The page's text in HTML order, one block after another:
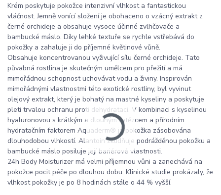
Krém poskytuje pokožce intenzivní vlhkost a fantastickou
vláčnost. Jemně vonící složení je obohaceno o vzácný extrakt z
černé orchideje a obsahuje vysoce účinné zvlhčovače a
bambucké máslo. Díky lehké textuře se rychle vstřebává do
pokožky a zahaluje ji do příjemné květinové vůně.
Obsahuje koncentrovanou vyživující sílu černé orchideje. Tato
půvabná rostlina je skutečným umělcem pro přežití a má
mimořádnou schopnost uchovávat vodu a živiny. Inspirován
mimořádnými vlastnostmi této exotické rostliny, byl vyvinut
olejový extrakt, který je bohatý na mastné kyseliny a poskytuje
pleti trvalou ochranu proti dehydrataci. V kombinaci s kyselinou
hyaluronovou s krátkým a dlouhým řetězcem a přírodním
hydratačním faktorem Aquaderm® je pokožka zásobována
dlouhodobou vlhkostí. Alantoin zklidňuje podrážděnou pokožku a
bambucké máslo posiluje její bariérové vlastnosti.
24h Body Moisturizer má velmi příjemnou vůni a zanechává na
pokožce pocit péče po dlouhou dobu. Klinické studie prokázaly, že
vlhkost pokožky je po 8 hodinách stále o 44 % vyšší.